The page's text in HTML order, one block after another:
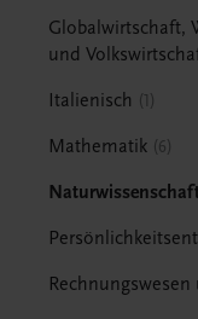
Globalwirtschaft,
und
Italienisch 1
Mathematik 6